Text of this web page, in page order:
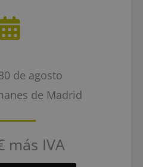
de agosto
de Madrid
más IVA